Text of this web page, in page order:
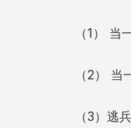
（1） 当
（2）
（3）逃